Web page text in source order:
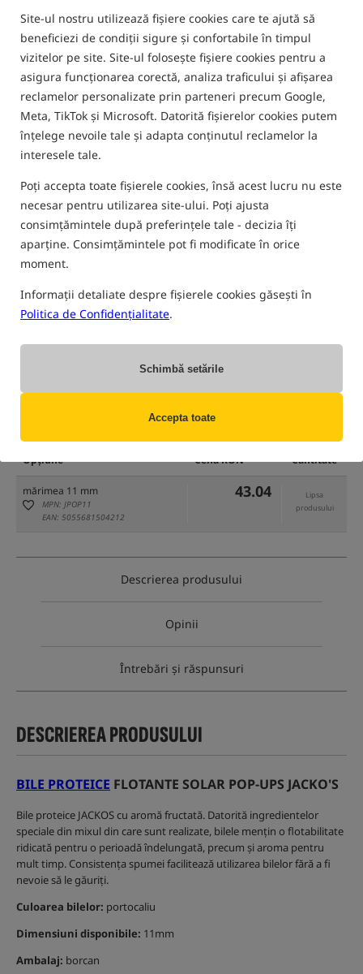
Site-ul nostru utilizează fișiere cookies care te ajută să
beneficiezi de condiții sigure și confortabile în timpul
vizitelor pe site. Site-ul folosește fișiere cookies pentru a
asigura funcționarea corectă, analiza traficului și afișarea
reclamelor personalizate prin parteneri precum Google,
Meta, TikTok și Microsoft. Datorită fișierelor cookies putem
înțelege nevoile tale și adapta conținutul reclamelor la
interesele tale.
Poți accepta toate fișierele cookies, însă acest lucru nu este
necesar pentru utilizarea site-ului. Poți ajusta
consimțămintele după preferințele tale - decizia îți
aparține. Consimțămintele pot fi modificate în orice
moment.
Informații detaliate despre fișierele cookies găsești în
Politica de Confidențialitate.
Schimbă setările
Accepta toate
0,0
0 pareri | de mai sus 70 oameni a cumparat acest produs
depozitul nostru
(Unele opțiuni ar putea fi ascunse de metoda de filtrare selectată)
Opțiune Cena RON Cantitate
mărimea 11 mm
MPN: JPOP11
EAN: 5055681504212
43.04
Lipsa
produsului
Descrierea produsului
Opinii
Întrebări și răspunsuri
DESCRIEREA PRODUSULUI
BILE PROTEICE FLOTANTE SOLAR POP-UPS JACKO'S
Bile proteice JACKOS cu aromă fructată. Datorită ingredientelor
speciale din mixul din care sunt realizate, bilele mențin o flotabilitate
ridicată pentru o perioadă îndelungată, precum și aroma pentru
mult timp. Consistența spumei facilitează utilizarea bilelor fără a fi
nevoie să le găuriți.
Culoarea bilelor: portocaliu
Dimensiuni disponibile: 11mm
Ambalaj: borcan